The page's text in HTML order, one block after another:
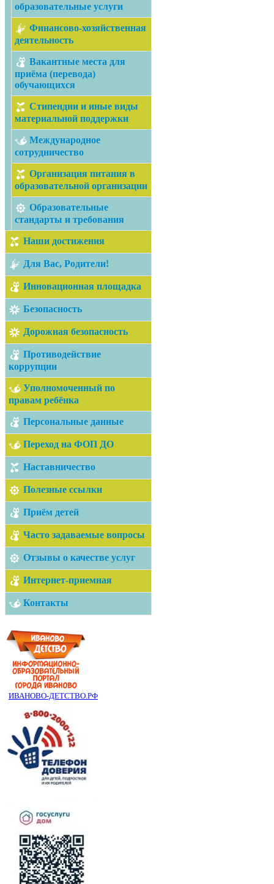
образовательные услуги
Финансово-хозяйственная
деятельность
Вакантные места для
приёма (перевода)
обучающихся
Стипендии и иные виды
материальной поддержки
Международное
сотрудничество
Организация питания в
образовательной организации
Образовательные
стандарты и требования
Наши достижения
Для Вас, Родители!
Инновационная площадка
Безопасность
Дорожная безопасность
Противодействие
коррупции
Уполномоченный по
правам ребёнка
Персональные данные
Переход на ФОП ДО
Наставничество
Полезные ссылки
Приём детей
Часто задаваемые вопросы
Отзывы о качестве услуг
Интернет-приемная
Контакты
ИВАНОВО-ДЕТСТВО.РФ